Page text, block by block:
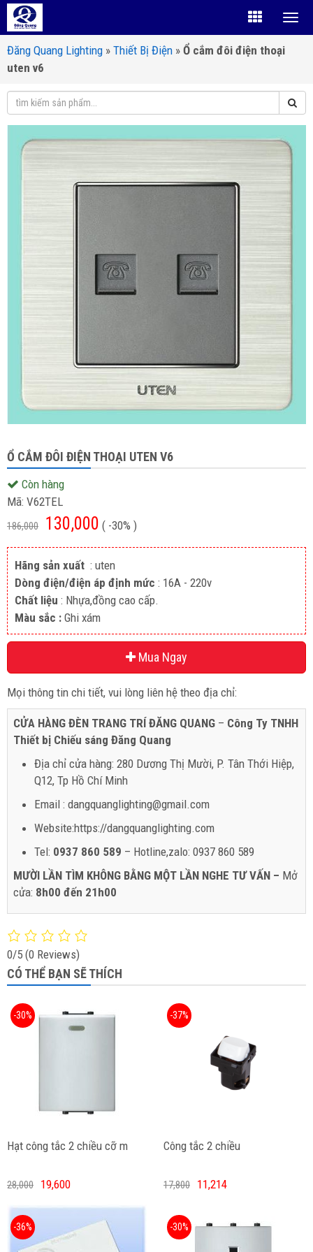
Đăng Quang Lighting » Thiết Bị Điện » Ổ cắm đôi điện thoại
uten v6
Ổ CẮM ĐÔI ĐIỆN THOẠI UTEN V6
Còn hàng
Mã: V62TEL
186,000 130,000 ( -30% )
Hãng sản xuất : uten
Dòng điện/điện áp định mức : 16A - 220v
Chất liệu : Nhựa,đồng cao cấp.
Màu sắc : Ghi xám
Mua Ngay
Mọi thông tin chi tiết, vui lòng liên hệ theo địa chỉ:
CỬA HÀNG ĐÈN TRANG TRÍ ĐĂNG QUANG – Công Ty TNHH
Thiết bị Chiếu sáng Đăng Quang
Địa chỉ cửa hàng: 280 Dương Thị Mười, P. Tân Thới Hiệp,
Q12, Tp Hồ Chí Minh
Email : dangquanglighting@gmail.com
Website:https://dangquanglighting.com
Tel: 0937 860 589 – Hotline,zalo: 0937 860 589
MƯỜI LẦN TÌM KHÔNG BẰNG MỘT LẦN NGHE TƯ VẤN – Mở
cửa: 8h00 đến 21h00
0/5 (0 Reviews)
CÓ THỂ BẠN SẼ THÍCH
Hạt công tắc 2 chiều cỡ m
-30%
28,000 19,600
Công tắc 2 chiều
-37%
17,800 11,214
-36% -30%